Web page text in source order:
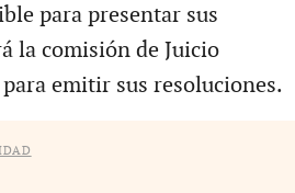
para presentar sus
la comisión de Juicio
emitir sus resoluciones.